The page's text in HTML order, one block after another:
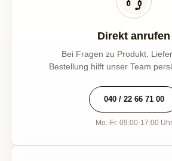
Direkt anrufen
Bei Fragen zu Produkt,
Bestellung hilft unser Team
040 / 22 66 71 00
Mo.-Fr. 09:00-17:00 Uhr